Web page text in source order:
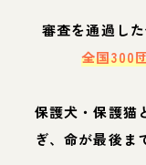
審査を通過し
全国300
保護犬・保護猫
ぎ、命が最後ま